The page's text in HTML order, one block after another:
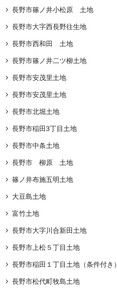
⻑野市篠ノ井⼩松原 土地
長野市大字西長野往生地
長野市西和田 土地
長野市篠ノ井二ツ柳土地
長野市安茂里土地
長野市安茂里土地
長野市北堀土地
長野市稲田3丁目土地
長野市中条土地
長野市 柳原 土地
篠ノ井布施五明土地
大豆島土地
富竹土地
長野市大字川合新田土地
長野市上松５丁目土地
長野市稲田１丁目土地（条件付き）
長野市松代町牧島土地